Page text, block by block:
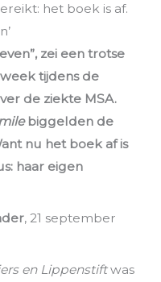
het boek is af.
zei een trotse
tijdens de
de ziekte MSA.
biggelden de
nu het boek af is
haar eigen
, 21 september
en Lippenstiftwas